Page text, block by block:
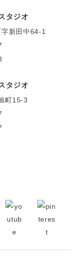
タジオ
新田中64-1
タジオ
町15-3